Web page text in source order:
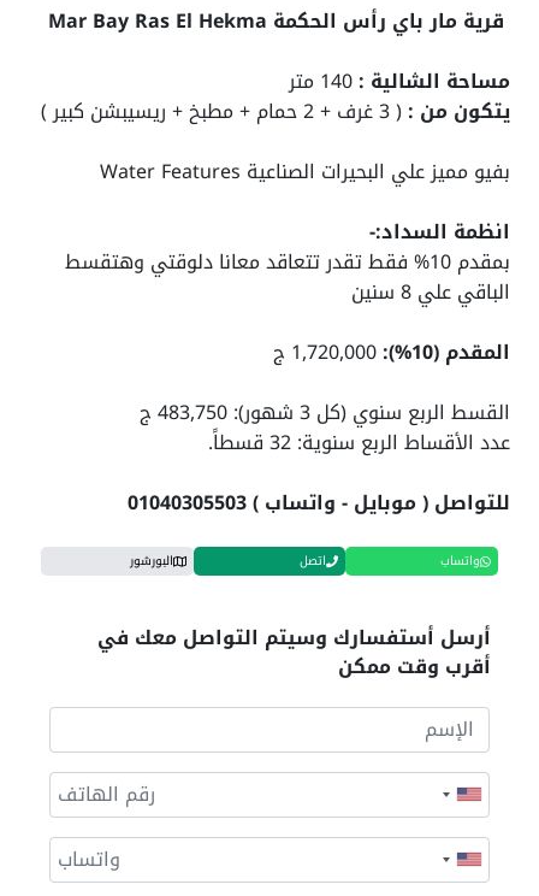
قرية مار باي رأس الحكمة Mar Bay Ras El Hekma
مساحة الشالية :140 متر
يتكون من :( 3 غرف + 2 حمام + مطبخ + ريسيبشن كبير )
بفيو مميز علي البحيرات الصناعية Water Features
انظمة السداد:-
بمقدم 10% فقط تقدر تتعاقد معانا دلوقتي وهتقسط
الباقي علي 8 سنين
المقدم (10%):
القسط الربع سنوي (كل 3 شهور): 483,750 ج
عدد الأقساط الربع سنوية: 32 قسطاً.
للتواصل ( موبايل - واتساب ) 01040305503
واتساب اتصل البورشور
أرسل أستفسارك وسيتم التواصل معك في
أقرب وقت ممكن